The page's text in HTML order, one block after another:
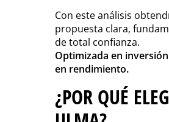
Con este análisis
propuesta clara,
de total confianza.
Optimizada en
en rendimiento.
¿POR QUÉ